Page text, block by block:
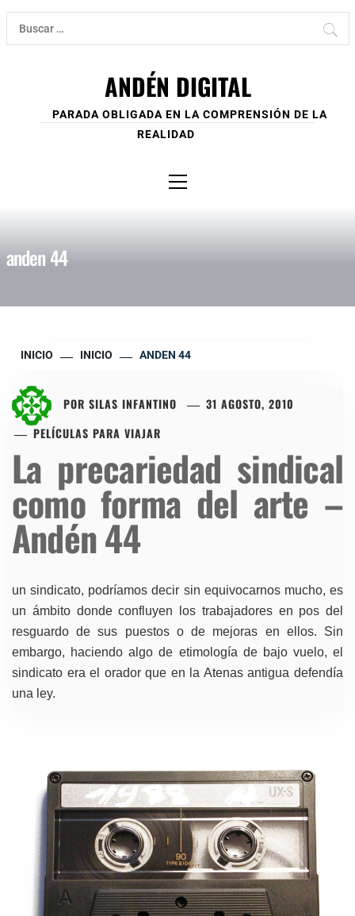
Ir
contenido
Buscar:
ANDÉN DIGITAL
PARADA OBLIGADA EN LA COMPRENSIÓN DE LA
REALIDAD
principal
anden 44
INICIO INICIO ANDEN 44
POR SILAS INFANTINO
31 AGOSTO, 2010
PELÍCULAS PARA VIAJAR
La precariedad sindical
como forma del arte –
Andén 44
un sindicato, podríamos decir sin equivocarnos mucho, es
un ámbito donde confluyen los trabajadores en pos del
resguardo de sus puestos o de mejoras en ellos. Sin
embargo, haciendo algo de etimología de bajo vuelo, el
sindicato era el orador que en la Atenas antigua defendía
una ley.